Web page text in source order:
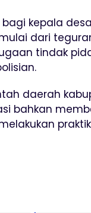
kepala
dari
tindak
daerah
bahkan